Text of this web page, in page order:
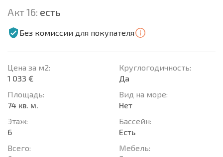
Акт 16: есть
Без комиссии для покупателя
Цена за м2:
1 033 €
Площадь:
74 кв. м.
Этаж:
6
Всего:
Круглогодичность:
Да
Вид на море:
Нет
Басcейн:
Есть
Мебель: